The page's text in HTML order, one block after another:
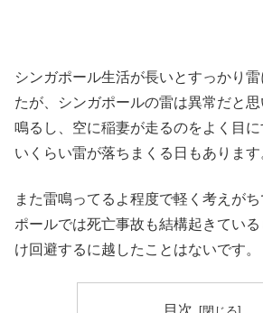
シンガポール生活が長いとすっかり
たが、シンガポールの雷は異常だと
鳴るし、空に稲妻が走るのをよく目
いくらい雷が落ちまくる日もあります
また雷鳴ってるよ程度で軽く考えが
ポールでは死亡事故も結構起きてい
け回避するに越したことはないです。